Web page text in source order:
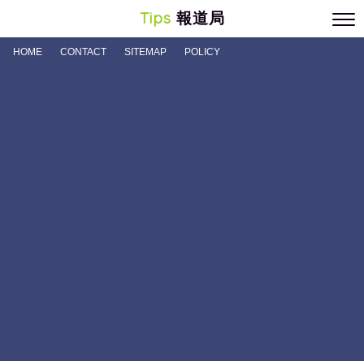
Tips 報道局
HOME CONTACT SITEMAP POLICY